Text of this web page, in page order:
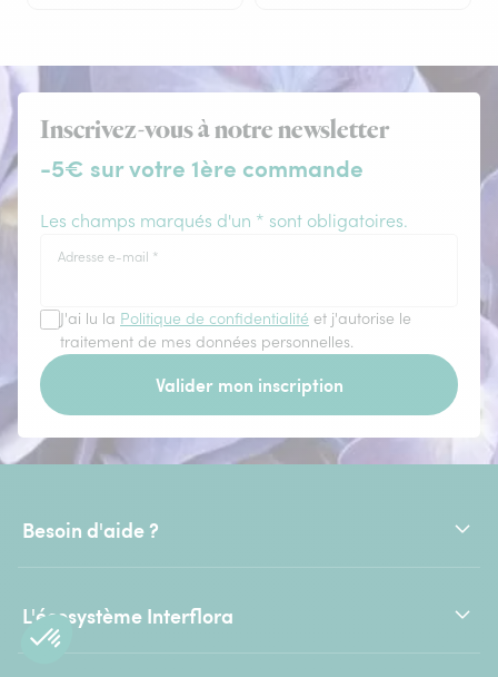
Inscrivez-vous à notre newsletter
-5€ sur votre 1ère commande
Les champs marqués d'un * sont obligatoires.
Adresse e-mail *
J'ai lu la Politique de confidentialité et j'autorise le
traitement de mes données personnelles.
Valider mon inscription
Besoin d'aide ?
L'écosystème Interflora